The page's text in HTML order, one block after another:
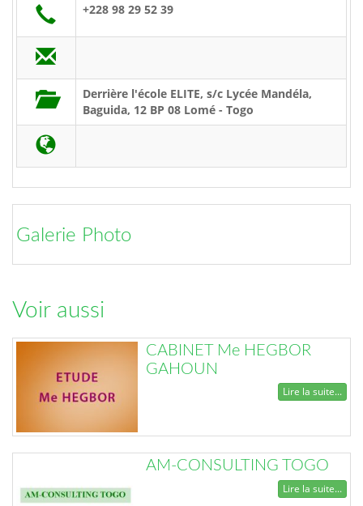
+228 98 29 52 39
Derrière l'école ELITE, s/c Lycée Mandéla,
Baguida, 12 BP 08 Lomé - Togo
Galerie Photo
Voir aussi
CABINET Me HEGBOR
GAHOUN
Lire la suite...
AM-CONSULTING TOGO
Lire la suite...